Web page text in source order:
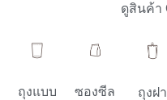
ดูสินค้า
ถุงแบบ
ซองซีล
ถุงฝา